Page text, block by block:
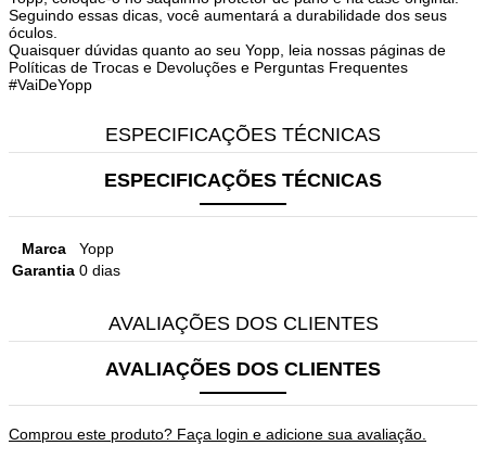
Seguindo essas dicas, você aumentará a durabilidade dos seus
óculos.
Quaisquer dúvidas quanto ao seu Yopp, leia nossas páginas de
Políticas de Trocas e Devoluções e Perguntas Frequentes
#VaiDeYopp
ESPECIFICAÇÕES TÉCNICAS
ESPECIFICAÇÕES TÉCNICAS
Marca
Yopp
Garantia 0 dias
AVALIAÇÕES DOS CLIENTES
AVALIAÇÕES DOS CLIENTES
Comprou este produto? Faça login e adicione sua avaliação.